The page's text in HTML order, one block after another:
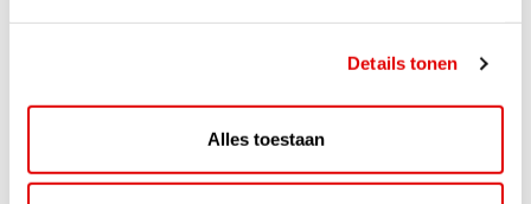
Details tonen
Alles toestaan